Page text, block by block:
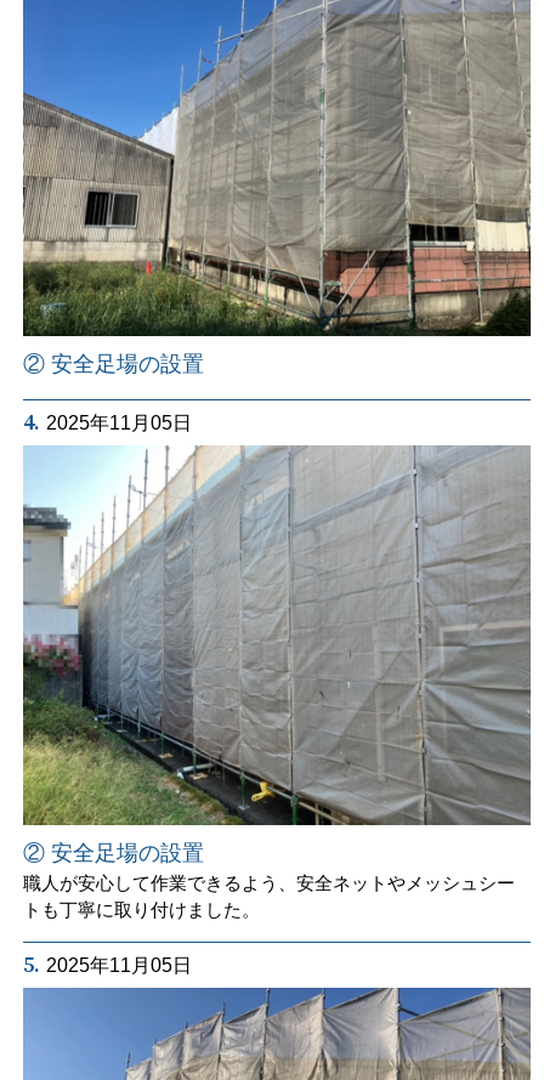
② 安全足場の設置
4. 2025年11月05日
② 安全足場の設置
職人が安心して作業できるよう、安全ネットやメッシュシー
トも丁寧に取り付けました。
5. 2025年11月05日